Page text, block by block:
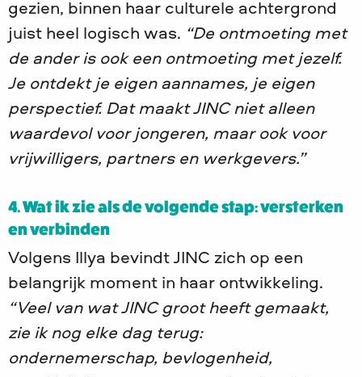
gezien, binnen haar culturele achtergrond
juist heel logisch was. “De ontmoeting met
de ander is ook een ontmoeting met jezelf.
Je ontdekt je eigen aannames, je eigen
perspectief. Dat maakt JINC niet alleen
waardevol voor jongeren, maar ook voor
vrijwilligers, partners en werkgevers.”
4. Wat ik zie als de volgende stap: versterken
en verbinden
Volgens Illya bevindt JINC zich op een
belangrijk moment in haar ontwikkeling.
“Veel van wat JINC groot heeft gemaakt,
zie ik nog elke dag terug:
ondernemerschap, bevlogenheid,